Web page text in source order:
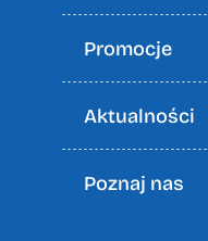
Promocje
Aktualności
Poznaj nas